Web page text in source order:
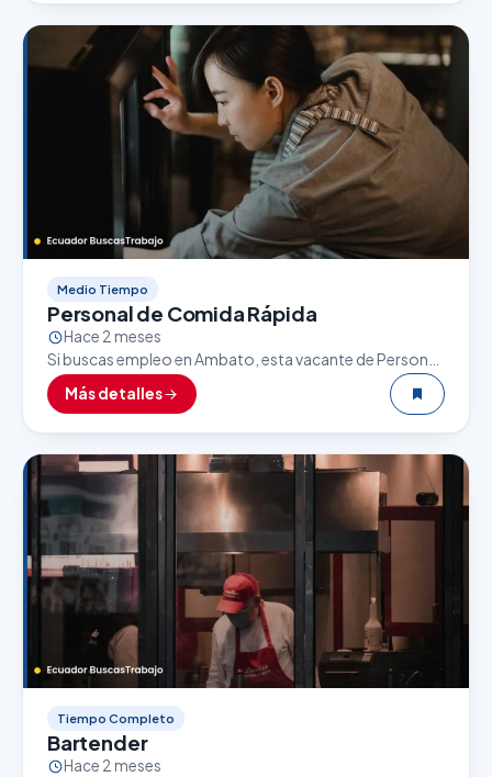
Medio Tiempo
Personal de Comida Rápida
Hace 2 meses
Si buscas empleo en Ambato, esta vacante de Personal
de Comida Rápida puede ser una excelente
oportunidad. El sector gastronómico es uno de los…
Más detalles
Tiempo Completo
Bartender
Hace 2 meses